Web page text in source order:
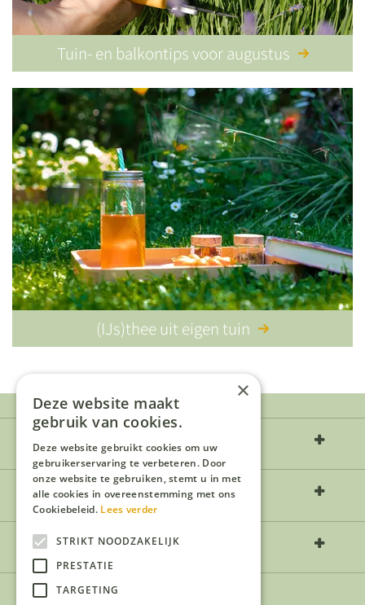
Tuin- en balkontips voor augustus
(IJs)thee uit eigen tuin
Over ons
Openingstijden
Contact
×
Deze website maakt
gebruik van cookies.
Deze website gebruikt cookies om uw
gebruikerservaring te verbeteren. Door
onze website te gebruiken, stemt u in met
alle cookies in overeenstemming met ons
Cookiebeleid. Lees verder
STRIKT NOODZAKELIJK
PRESTATIE
TARGETING